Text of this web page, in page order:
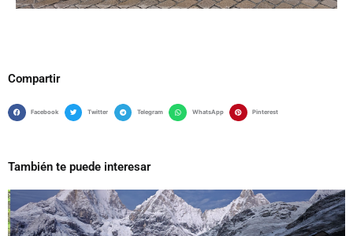
Compartir
Facebook Twitter Telegram WhatsApp Pinterest
También te puede interesar